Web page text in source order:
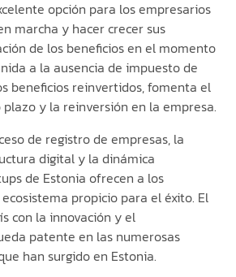
opción para los empresarios
marcha y hacer crecer sus
de los beneficios en el momento
a la ausencia de impuesto de
beneficios reinvertidos, fomenta el
y la reinversión en la empresa.
de registro de empresas, la
digital y la dinámica
de Estonia ofrecen a los
propicio para el éxito. El
con la innovación y el
patente en las numerosas
han surgido en Estonia.